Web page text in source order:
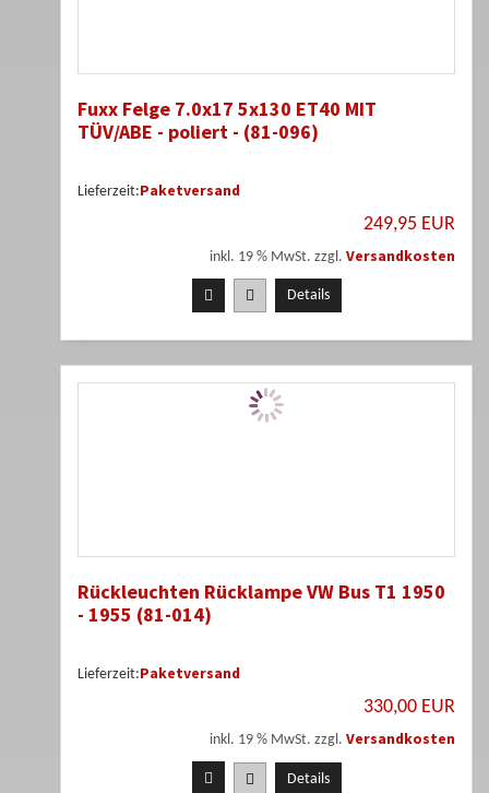
Fuxx Felge 7.0x17 5x130 ET40 MIT
TÜV/ABE - poliert - (81-096)
Lieferzeit:Paketversand
249,95 EUR
inkl. 19 % MwSt. zzgl. Versandkosten
Details
Rückleuchten Rücklampe VW Bus T1 1950
- 1955 (81-014)
Lieferzeit:Paketversand
330,00 EUR
inkl. 19 % MwSt. zzgl. Versandkosten
Details